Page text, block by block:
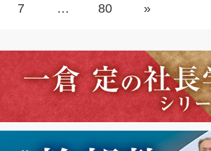
7 … 80 »